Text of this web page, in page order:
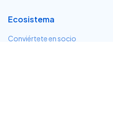
Ecosistema
Conviértete en socio